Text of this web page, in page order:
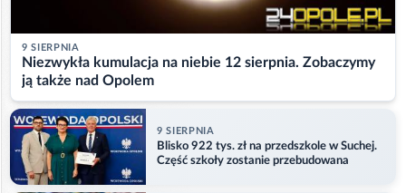
9 SIERPNIA
Niezwykła kumulacja na niebie 12 sierpnia. Zobaczymy
ją także nad Opolem
9 SIERPNIA
Blisko 922 tys. zł na przedszkole w Suchej.
Część szkoły zostanie przebudowana